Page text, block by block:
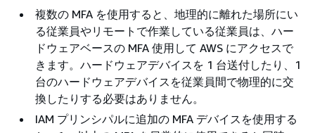
複数の MFA を使用すると、地理的に離れた場所にい
る従業員やリモートで作業している従業員は、ハー
ドウェアベースの MFA 使用して AWS にアクセスで
きます。ハードウェアデバイスを 1 台送付したり、1
台のハードウェアデバイスを従業員間で物理的に交
換したりする必要はありません。
IAM プリンシパルに追加の MFA デバイスを使用する